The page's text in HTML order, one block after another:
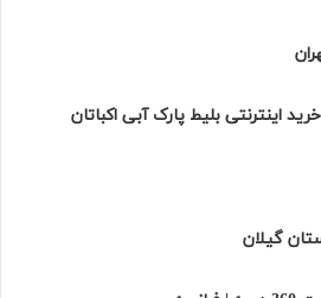
اینترنتی بلیط پارک آبی اکباتان
گیلان